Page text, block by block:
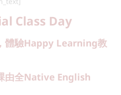
Class Day
體驗Happy Learning教
由全Native English